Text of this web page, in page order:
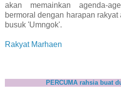
akan memainkan agenda-
bermoral dengan harapan
busuk 'Umngok'.
Rakyat Marhaen
PERCUMA rahsia buat